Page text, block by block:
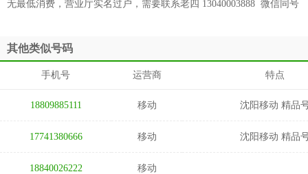
无最低消费，营业厅实名过户，需要联系老四 13040003888 微信同号
其他类似号码
手机号 运营商 特点
18809885111 移动 沈阳移动 精品
17741380666 移动 沈阳移动 精品
18840026222 移动